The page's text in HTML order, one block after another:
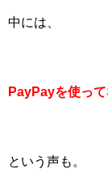
中には、
PayPayを使っ
という声も。